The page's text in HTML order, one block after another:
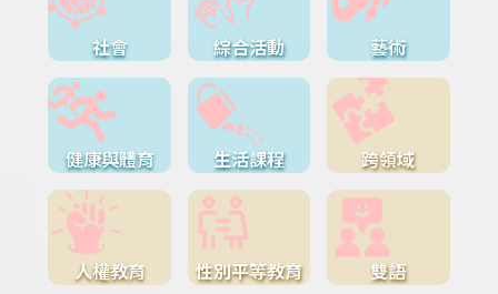
社會 綜合活動 藝術
健康與體育 生活課程 跨領域
人權教育 性別平等教育 雙語